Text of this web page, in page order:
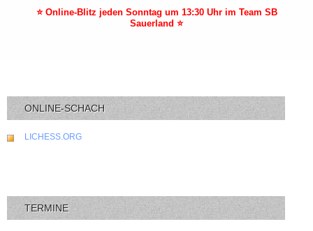
⭐ Online-Blitz jeden Sonntag um 13:30 Uhr im Team SB
Sauerland ⭐
ONLINE-SCHACH
LICHESS.ORG
TERMINE